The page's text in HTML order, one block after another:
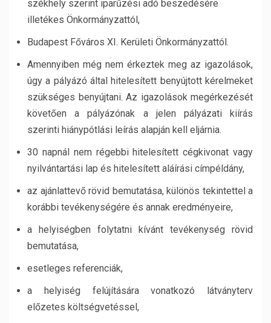
székhely szerint iparűzési adó beszedésére
illetékes Önkormányzattól,
Budapest Főváros XI. Kerületi Önkormányzattól.
Amennyiben még nem érkeztek meg az igazolások,
úgy a pályázó által hitelesített benyújtott kérelmeket
szükséges benyújtani. Az igazolások megérkezését
követően a pályázónak a jelen pályázati kiírás
szerinti hiánypótlási leírás alapján kell eljárnia.
30 napnál nem régebbi hitelesített cégkivonat vagy
nyilvántartási lap és hitelesített aláírási címpéldány,
az ajánlattevő rövid bemutatása, különös tekintettel a
korábbi tevékenységére és annak eredményeire,
a helyiségben folytatni kívánt tevékenység rövid
bemutatása,
esetleges referenciák,
a helyiség felújítására vonatkozó látványterv
előzetes költségvetéssel,